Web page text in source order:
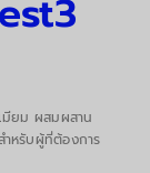
มียม ผสมผสาน
ำหรับผู้ที่ต้องการ